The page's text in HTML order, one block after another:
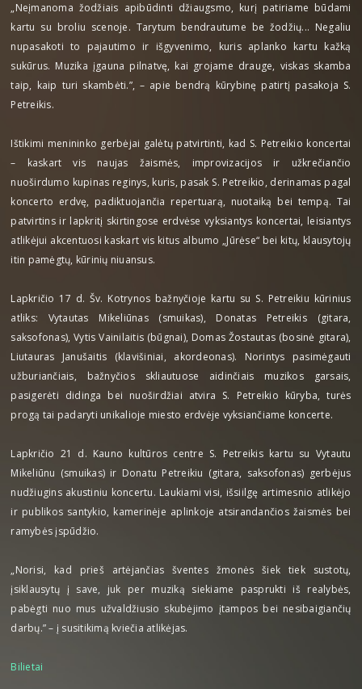
„Neįmanoma žodžiais apibūdinti džiaugsmo, kurį patiriame būdami
kartu su broliu scenoje. Tarytum bendrautume be žodžių... Negaliu
nupasakoti to pajautimo ir išgyvenimo, kuris aplanko kartu kažką
sukūrus. Muzika įgauna pilnatvę, kai grojame drauge, viskas skamba
taip, kaip turi skambėti.”, – apie bendrą kūrybinę patirtį pasakoja S.
Petreikis.
Ištikimi menininko gerbėjai galėtų patvirtinti, kad S. Petreikio koncertai
– kaskart vis naujas žaismės, improvizacijos ir užkrečiančio
nuoširdumo kupinas reginys, kuris, pasak S. Petreikio, derinamas pagal
koncerto erdvę, padiktuojančia repertuarą, nuotaiką bei tempą. Tai
patvirtins ir lapkritį skirtingose erdvėse vyksiantys koncertai, leisiantys
atlikėjui akcentuosi kaskart vis kitus albumo „Jūrėse“ bei kitų, klausytojų
itin pamėgtų, kūrinių niuansus.
Lapkričio 17 d. Šv. Kotrynos bažnyčioje kartu su S. Petreikiu kūrinius
atliks: Vytautas Mikeliūnas (smuikas), Donatas Petreikis (gitara,
saksofonas), Vytis Vainilaitis (būgnai), Domas Žostautas (bosinė gitara),
Liutauras Janušaitis (klavišiniai, akordeonas). Norintys pasimėgauti
užburiančiais, bažnyčios skliautuose aidinčiais muzikos garsais,
pasigerėti didinga bei nuoširdžiai atvira S. Petreikio kūryba, turės
progą tai padaryti unikalioje miesto erdvėje vyksiančiame koncerte.
Lapkričio 21 d. Kauno kultūros centre S. Petreikis kartu su Vytautu
Mikeliūnu (smuikas) ir Donatu Petreikiu (gitara, saksofonas) gerbėjus
nudžiugins akustiniu koncertu. Laukiami visi, išsiilgę artimesnio atlikėjo
ir publikos santykio, kamerinėje aplinkoje atsirandančios žaismės bei
ramybės įspūdžio.
„Norisi, kad prieš artėjančias šventes žmonės šiek tiek sustotų,
įsiklausytų į save, juk per muziką siekiame pasprukti iš realybės,
pabėgti nuo mus užvaldžiusio skubėjimo įtampos bei nesibaigiančių
darbų.” – į susitikimą kviečia atlikėjas.
Bilietai